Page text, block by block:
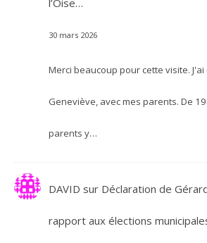
l’Oise…
30 mars 2026
Merci beaucoup pour cette visite.
Geneviève, avec mes parents. De
parents y…
DAVID sur Déclaration de
rapport aux élections